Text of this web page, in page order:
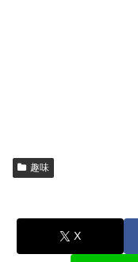
趣味
X